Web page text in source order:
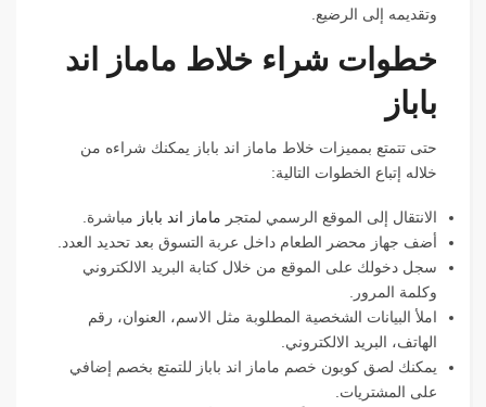
وتقديمه إلى الرضيع.
خطوات شراء خلاط ماماز اند
باباز
حتى تتمتع بمميزات خلاط ماماز اند باباز يمكنك شراءه من
خلاله إتباع الخطوات التالية:
الانتقال إلى الموقع الرسمي لمتجر ماماز اند باباز مباشرة.
أضف جهاز محضر الطعام داخل عربة التسوق بعد تحديد العدد.
سجل دخولك على الموقع من خلال كتابة البريد الالكتروني
وكلمة المرور.
املأ البيانات الشخصية المطلوبة مثل الاسم، العنوان، رقم
الهاتف، البريد الالكتروني.
يمكنك لصق كوبون خصم ماماز اند باباز للتمتع بخصم إضافي
على المشتريات.